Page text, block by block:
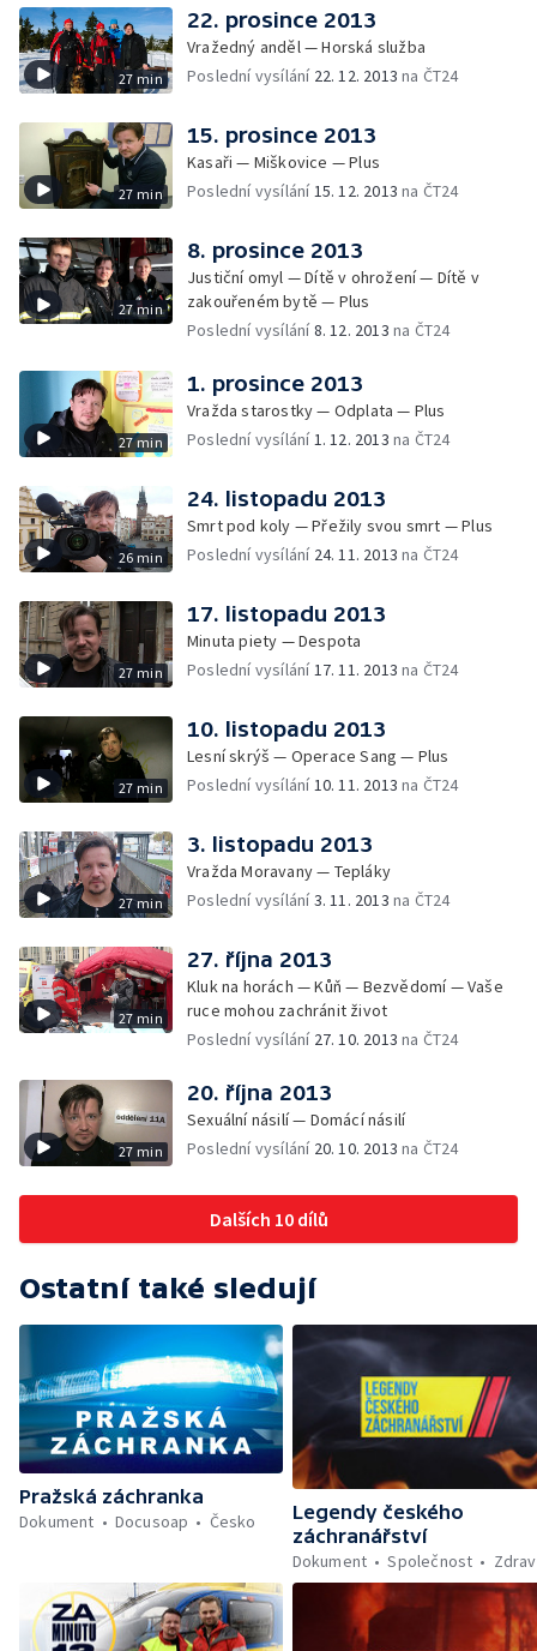
27 min
22. prosince 2013
Vražedný anděl — Horská služba
Poslední vysílání 22. 12. 2013 na ČT24
27 min
15. prosince 2013
Kasaři — Miškovice — Plus
Poslední vysílání15. 12. 2013 na ČT24
27 min
8. prosince 2013
Justiční omyl — Dítě v ohrožení — Dítě v
zakouřeném bytě — Plus
Poslední vysílání8. 12. 2013 na ČT24
27 min
1. prosince 2013
Vražda starostky — Odplata — Plus
Poslední vysílání1. 12. 2013 na ČT24
26 min
24. listopadu 2013
Smrt pod koly — Přežily svou smrt — Plus
Poslední vysílání 24. 11. 2013 na ČT24
27 min
17. listopadu 2013
Minuta piety — Despota
Poslední vysílání17. 11. 2013 na ČT24
27 min
10. listopadu 2013
Lesní skrýš — Operace Sang — Plus
Poslední vysílání10. 11. 2013 na ČT24
27 min
3. listopadu 2013
Vražda Moravany — Tepláky
Poslední vysílání3. 11. 2013 na ČT24
27 min
27. října 2013
Kluk na horách — Kůň — Bezvědomí — Vaše
ruce mohou zachránit život
Poslední vysílání 27. 10. 2013 na ČT24
27 min
20. října 2013
Sexuální násilí — Domácí násilí
Poslední vysílání 20. 10. 2013 na ČT24
Dalších 10 dílů
Ostatní také sledují
Pražská záchranka
Dokument
Docusoap Česko
Legendy českého
záchranářství
Dokument
Společnost